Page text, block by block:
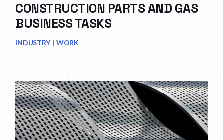
CONSTRUCTION PARTS AND GAS
BUSINESS TASKS
INDUSTRY WORK